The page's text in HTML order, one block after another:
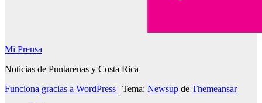
Mi Prensa
Noticias de Puntarenas y Costa Rica
Funciona gracias a WordPress | Tema: Newsup de Themeansar